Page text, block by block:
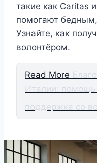
такие как Caritas
помогают
Узнайте, как
волонтёром.
Read More
Италии:
поддержка со